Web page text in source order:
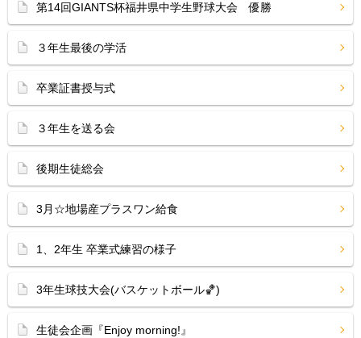
第14回GIANTS杯福井県中学生野球大会 優勝
３年生最後の学活
卒業証書授与式
３年生を送る会
後期生徒総会
3月☆地場産プラスワン給食
1、2年生 卒業式練習の様子
3年生球技大会(バスケットボール🏀)
生徒会企画『Enjoy morning!』